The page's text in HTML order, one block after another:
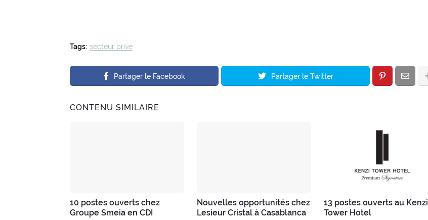
Tags: secteur privé
Partager le Facebook Partager le Twitter
CONTENU SIMILAIRE
10 postes ouverts chez
Groupe Smeia en CDI
Nouvelles opportunités chez
Lesieur Cristal à Casablanca
13 postes ouverts au Kenzi
Tower Hotel